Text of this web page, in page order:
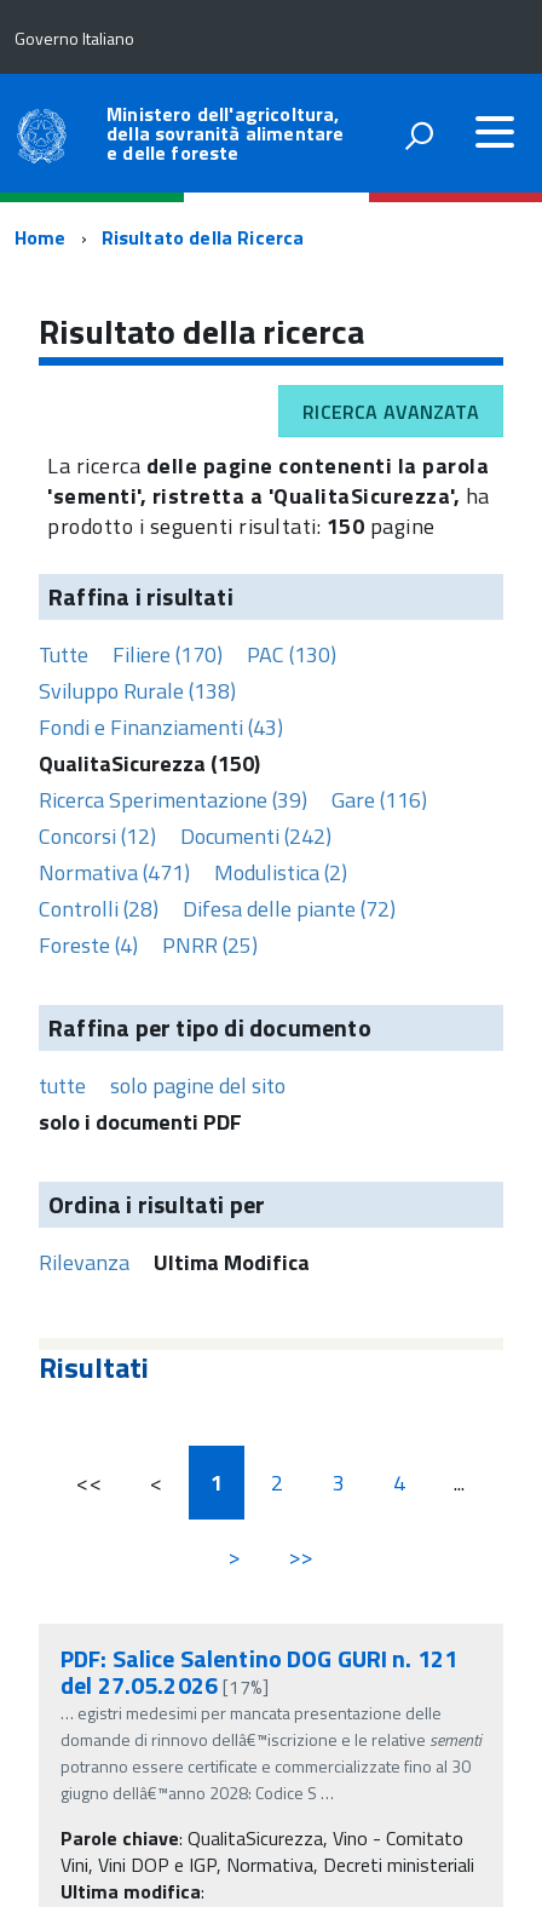
Governo Italiano
Ministero dell'agricoltura,
della sovranità alimentare
e delle foreste
Percorso
navigazione
Home Risultato della Ricerca
Risultato della ricerca
RICERCA AVANZATA
La ricerca delle pagine contenenti la parola
'sementi', ristretta a 'QualitaSicurezza', ha
prodotto i seguenti risultati: 150 pagine
Raffina i risultati
Tutte Filiere (170)
PAC (130)
Sviluppo Rurale (138)
Fondi e Finanziamenti (43)
QualitaSicurezza (150)
Ricerca Sperimentazione (39)
Gare (116)
Concorsi (12)
Documenti (242)
Normativa (471)
Modulistica (2)
Controlli (28)
Difesa delle piante (72)
Foreste (4)
PNRR (25)
Raffina per tipo di documento
tutte
solo pagine del sito
solo i documenti PDF
Ordina i risultati per
Rilevanza Ultima Modifica
Risultati
<< < 1 2 3 4 ...
> >>
PDF: Salice Salentino DOG GURI n. 121
del 27.05.2026[17%]
… egistri medesimi per mancata presentazione delle
domande di rinnovo dellâ€™iscrizione e le relative sementi
potranno essere certificate e commercializzate fino al 30
giugno dellâ€™anno 2028: Codice S …
Parole chiave: QualitaSicurezza, Vino - Comitato
Vini, Vini DOP e IGP, Normativa, Decreti ministeriali
Ultima modifica: